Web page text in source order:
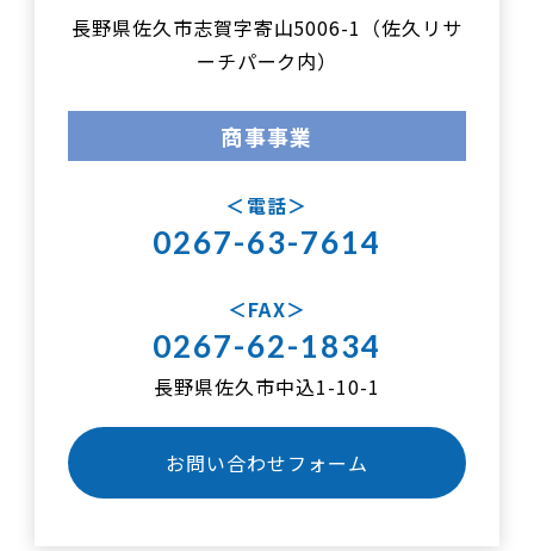
長野県佐久市志賀字寄山5006-1（佐久リサ
ーチパーク内）
商事事業
電話
0267-63-7614
FAX
0267-62-1834
長野県佐久市中込1-10-1
お問い合わせフォーム